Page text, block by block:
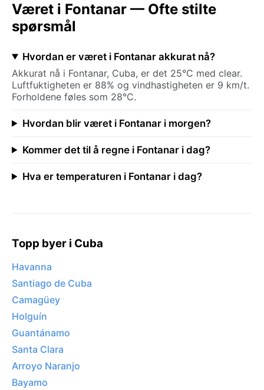
Været i Fontanar — Ofte stilte
spørsmål
Hvordan er været i Fontanar akkurat nå?
Akkurat nå i Fontanar, Cuba, er det 25°C med clear.
Luftfuktigheten er 88% og vindhastigheten er 9 km/t.
Forholdene føles som 28°C.
Hvordan blir været i Fontanar i morgen?
Kommer det til å regne i Fontanar i dag?
Hva er temperaturen i Fontanar i dag?
Topp byer i Cuba
Havanna
Santiago de Cuba
Camagüey
Holguín
Guantánamo
Santa Clara
Arroyo Naranjo
Bayamo